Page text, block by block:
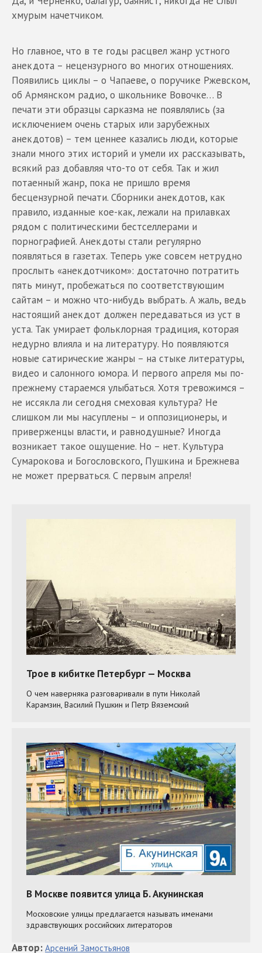
хмурым начетчиком.
Но главное, что в те годы расцвел жанр устного
анекдота – нецензурного во многих отношениях.
Появились циклы – о Чапаеве, о поручике Ржевском,
об Армянском радио, о школьнике Вовочке… В
печати эти образцы сарказма не появлялись (за
исключением очень старых или зарубежных
анекдотов) – тем ценнее казались люди, которые
знали много этих историй и умели их рассказывать,
всякий раз добавляя что-то от себя. Так и жил
потаенный жанр, пока не пришло время
бесцензурной печати. Сборники анекдотов, как
правило, изданные кое-как, лежали на прилавках
рядом с политическими бестселлерами и
порнографией. Анекдоты стали регулярно
появляться в газетах. Теперь уже совсем нетрудно
прослыть «анекдотчиком»: достаточно потратить
пять минут, пробежаться по соответствующим
сайтам – и можно что-нибудь выбрать. А жаль, ведь
настоящий анекдот должен передаваться из уст в
уста. Так умирает фольклорная традиция, которая
недурно влияла и на литературу. Но появляются
новые сатирические жанры – на стыке литературы,
видео и салонного юмора. И первого апреля мы по-
прежнему стараемся улыбаться. Хотя тревожимся –
не иссякла ли сегодня смеховая культура? Не
слишком ли мы насуплены – и оппозиционеры, и
приверженцы власти, и равнодушные? Иногда
возникает такое ощущение. Но – нет. Культура
Сумарокова и Богословского, Пушкина и Брежнева
не может прерваться. С первым апреля!
Автор: Арсений Замостьянов